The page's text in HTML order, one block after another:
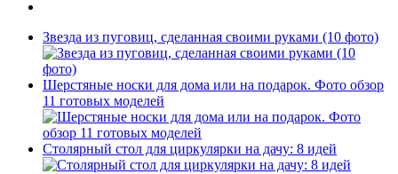
Звезда из пуговиц, сделанная своими руками (10 фото)
Шерстяные носки для дома или на подарок. Фото обзор
11 готовых моделей
Столярный стол для циркулярки на дачу: 8 идей